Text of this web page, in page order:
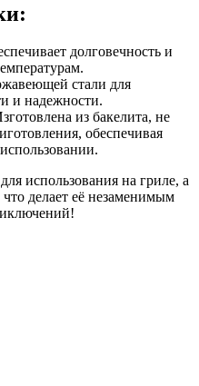
долговечность и
стали для
и надежности.
из бакелита, не
обеспечивая
использования на гриле, а
делает её незаменимым